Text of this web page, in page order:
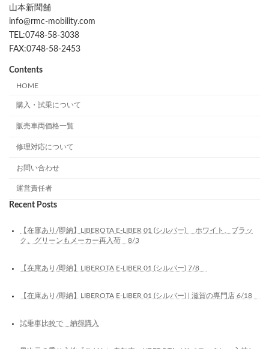
山本新聞舗
info@rmc-mobility.com
TEL:0748-58-3038
FAX:0748-58-2453
Contents
HOME
購入・試乗について
販売車両価格一覧
修理対応について
お問い合わせ
運営責任者
Recent Posts
【在庫あり/即納】LIBEROTA E-LIBER 01 (シルバー) ホワイト、ブラッ
ク、グリーンもメーカー再入荷 8/3
【在庫あり/即納】LIBEROTA E-LIBER 01 (シルバー) 7/8
【在庫あり/即納】LIBEROTA E-LIBER 01 (シルバー) | 滋賀の専門店 6/18
試乗車比較で 納得購入